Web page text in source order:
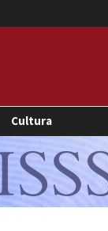
Cultura